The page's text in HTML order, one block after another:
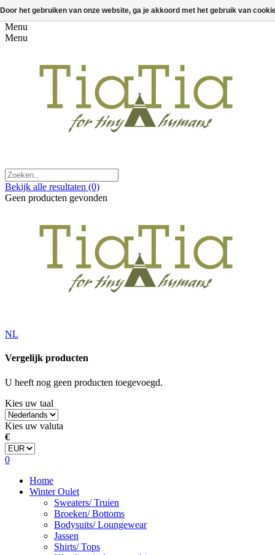
Menu
Menu
Bekijk alle resultaten (0)
Geen producten gevonden
NL
Vergelijk producten
U heeft nog geen producten toegevoegd.
Kies uw taal
Kies uw valuta
€
0
Home
Winter Oulet
Sweaters/ Truien
Broeken/ Bottoms
Bodysuits/ Loungewear
Jassen
Shirts/ Tops
Door het gebruiken van onze website, ga je akkoord met het gebruik van